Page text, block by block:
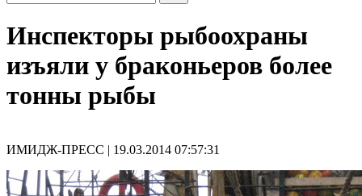
Инспекторы рыбоохраны
изъяли у браконьеров более
тонны рыбы
ИМИДЖ-ПРЕСС | 19.03.2014 07:57:31